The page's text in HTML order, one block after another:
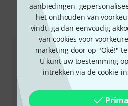
aanbiedingen,
het onthouden van
vindt, ga dan eenvoudig
van cookies voor
marketing door op "Oké!"
U kunt uw toestemming
intrekken via de cookie-
Zo kunt u ons
Klantenservice